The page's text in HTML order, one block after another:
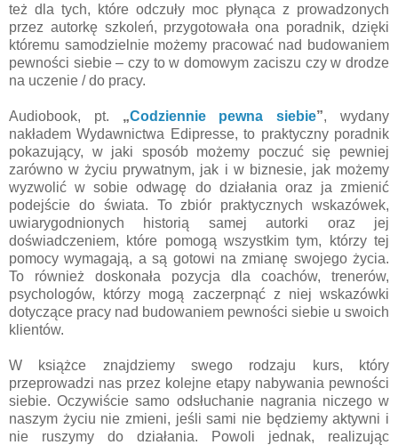
też dla tych, które odczuły moc płynąca z prowadzonych
przez autorkę szkoleń, przygotowała ona poradnik, dzięki
któremu samodzielnie możemy pracować nad budowaniem
pewności siebie – czy to w domowym zaciszu czy w drodze
na uczenie / do pracy.
Audiobook, pt. „Codziennie pewna siebie”, wydany
nakładem Wydawnictwa Edipresse, to praktyczny poradnik
pokazujący, w jaki sposób możemy poczuć się pewniej
zarówno w życiu prywatnym, jak i w biznesie, jak możemy
wyzwolić w sobie odwagę do działania oraz ja zmienić
podejście do świata. To zbiór praktycznych wskazówek,
uwiarygodnionych historią samej autorki oraz jej
doświadczeniem, które pomogą wszystkim tym, którzy tej
pomocy wymagają, a są gotowi na zmianę swojego życia.
To również doskonała pozycja dla coachów, trenerów,
psychologów, którzy mogą zaczerpnąć z niej wskazówki
dotyczące pracy nad budowaniem pewności siebie u swoich
klientów.
W książce znajdziemy swego rodzaju kurs, który
przeprowadzi nas przez kolejne etapy nabywania pewności
siebie. Oczywiście samo odsłuchanie nagrania niczego w
naszym życiu nie zmieni, jeśli sami nie będziemy aktywni i
nie ruszymy do działania. Powoli jednak, realizując